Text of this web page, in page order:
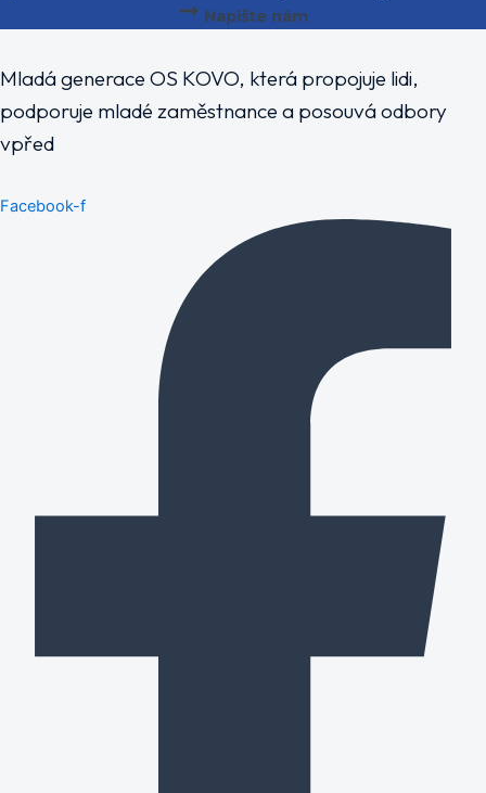
Napište nám
Mladá generace OS KOVO, která propojuje lidi,
podporuje mladé zaměstnance a posouvá odbory
vpřed
Facebook-f